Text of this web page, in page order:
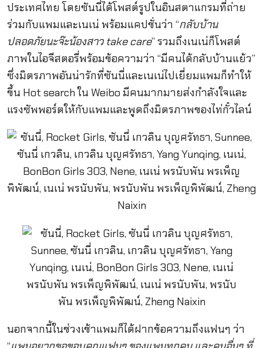
ประเทศไทย โดยซันนี่ได้โพสต์รูปในอินสตาแกรมที่ถ่าย
ร่วมกับแพมและเนเน่ พร้อมแคปชั่นว่า “กลับบ้าน
ปลอดภัยนะจ๊ะน้องสาว take care” รวมถึงเนเน่ก็โพสต์
ภาพในไอจีสตอรี่พร้อมข้อความว่า “มีคนได้กลับบ้านแย้ว”
ซึ่งมิตรภาพอันน่ารักที่ซันนี่และเนเน่ไปเยี่ยมแพมก็ทำให้
ขึ้น Hot search ใน Weibo มีคนมากมายส่งกำลังใจและ
แรงซัพพอร์ตให้กับแพมและพูดถึงมิตรภาพของไท่กั๋วไลน์
นอกจากนี้ในช่วงเช้าแพมก็ได้ฝากข้อความถึงแฟนๆ ว่า